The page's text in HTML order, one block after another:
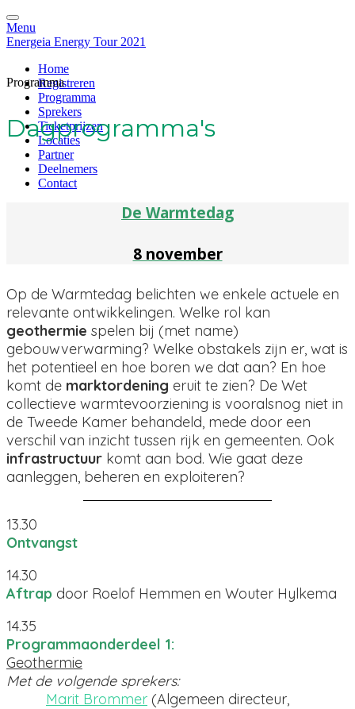
Menu
Energeia Energy Tour 2021
Home
Registreren
Programma
Sprekers
Ticketprijzen
Locaties
Partner
Deelnemers
Contact
Programma
Dagprogramma's
De Warmtedag
8 november
Op de Warmtedag belichten we enkele actuele en
relevante ontwikkelingen. Welke rol kan
geothermie spelen bij (met name)
gebouwverwarming? Welke obstakels zijn er, wat is
het potentieel en hoe boren we dat aan? En hoe
komt de marktordening eruit te zien? De Wet
collectieve warmtevoorziening is vooralsnog niet in
de Tweede Kamer behandeld, mede door een
verschil van inzicht tussen rijk en gemeenten. Ook
infrastructuur komt aan bod. Wie gaat deze
aanleggen, beheren en exploiteren?
13.30
Ontvangst
14.30
Aftrap door Roelof Hemmen en Wouter Hylkema
14.35
Programmaonderdeel 1:
Geothermie
Met de volgende sprekers:
Marit Brommer (Algemeen directeur,